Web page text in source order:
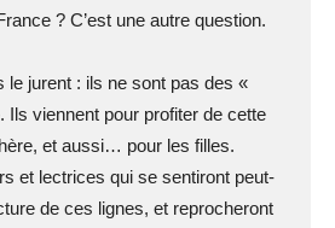
? C’est une autre question.
le jurent : ils ne sont pas des «
Ils viennent pour profiter de cette
et aussi… pour les filles.
et lectrices qui se sentiront peut-
de ces lignes, et reprocheront